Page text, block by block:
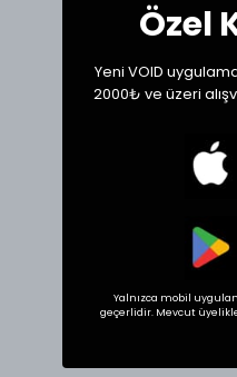
Özel
Yeni VOID
2000₺ ve üzeri
Yalnızca mobil
geçerlidir. Mevcut